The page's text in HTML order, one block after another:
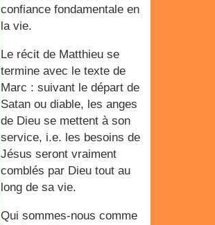
confiance fondamentale en
la vie.
Le récit de Matthieu se
termine avec le texte de
Marc : suivant le départ de
Satan ou diable, les anges
de Dieu se mettent à son
service, i.e. les besoins de
Jésus seront vraiment
comblés par Dieu tout au
long de sa vie.
Qui sommes-nous comme